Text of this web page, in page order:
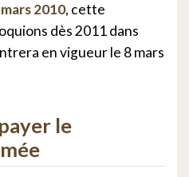
2010, cette
dès 2011 dans
en vigueur le 8 mars
le